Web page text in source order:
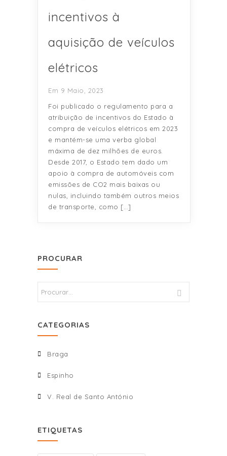
incentivos à
aquisição de veículos
elétricos
Em 9 Maio, 2023
Foi publicado o regulamento para a
atribuição de incentivos do Estado à
compra de veículos elétricos em 2023
e mantém-se uma verba global
máxima de dez milhões de euros.
Desde 2017, o Estado tem dado um
apoio à compra de automóveis com
emissões de CO2 mais baixas ou
nulas, incluindo também outros meios
de transporte, como […]
PROCURAR
CATEGORIAS
Braga
Espinho
V. Real de Santo António
ETIQUETAS